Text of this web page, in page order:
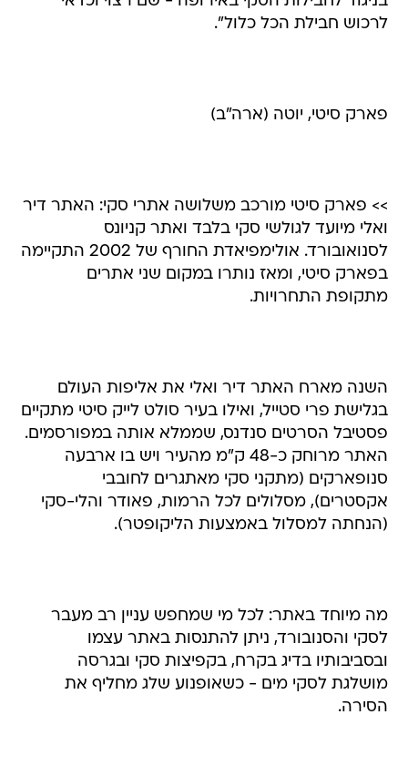
לרכוש חבילת הכל כלול".
פארק סיטי, יוטה (ארה"ב)
>> פארק סיטי מורכב משלושה אתרי סקי: האתר דיר
ואלי מיועד לגולשי סקי בלבד ואתר קניונס
לסנואובורד. אולימפיאדת החורף של 2002 התקיימה
בפארק סיטי, ומאז נותרו במקום שני אתרים
מתקופת התחרויות.
השנה מארח האתר דיר ואלי את אליפות העולם
בגלישת פרי סטייל, ואילו בעיר סולט לייק סיטי מתקיים
פסטיבל הסרטים סנדנס, שממלא אותה במפורסמים.
האתר מרוחק כ-48 ק"מ מהעיר ויש בו ארבעה
סנופארקים (מתקני סקי מאתגרים לחובבי
אקסטרים), מסלולים לכל הרמות, פאודר והלי-סקי
(הנחתה למסלול באמצעות הליקופטר).
מה מיוחד באתר: לכל מי שמחפש עניין רב מעבר
לסקי והסנובורד, ניתן להתנסות באתר עצמו
ובסביבותיו בדיג בקרח, בקפיצות סקי ובגרסה
מושלגת לסקי מים - כשאופנוע שלג מחליף את
הסירה.